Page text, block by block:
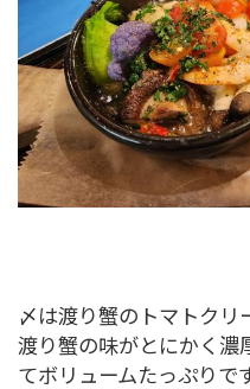
〆は渡り蟹のトマトクリ
渡り蟹の味がとにかく濃
てボリュームたっぷりで